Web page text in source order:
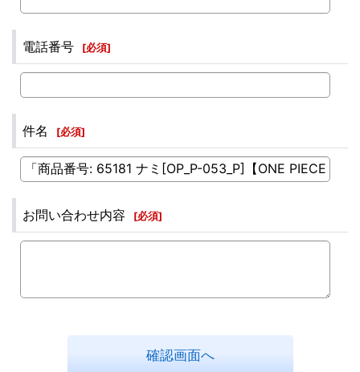
電話番号 [必須]
件名 [必須]
お問い合わせ内容 [必須]
確認画面へ